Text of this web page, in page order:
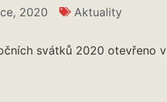
2020 Aktuality
svátků 2020 otevřeno v